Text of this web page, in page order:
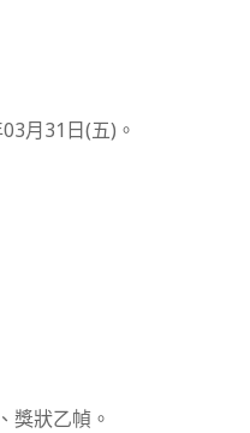
月31日(五)。
獎狀乙幀。